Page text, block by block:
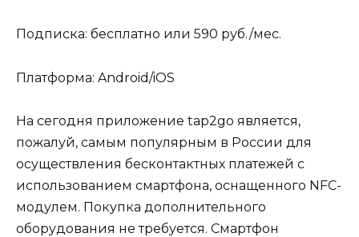
Подписка: бесплатно или 590 руб./мес.
Платформа: Android/iOS
На сегодня приложение tap2go является,
пожалуй, самым популярным в России для
осуществления бесконтактных платежей с
использованием смартфона, оснащенного NFC-
модулем. Покупка дополнительного
оборудования не требуется. Смартфон